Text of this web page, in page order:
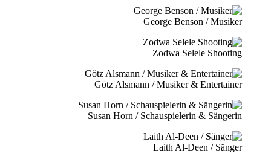
George Benson / Musiker
Zodwa Selele Shooting
Götz Alsmann / Musiker & Entertainer
Susan Horn / Schauspielerin & Sängerin
Laith Al-Deen / Sänger